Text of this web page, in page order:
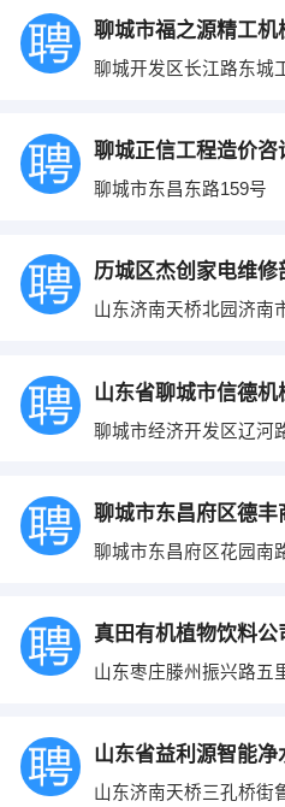
聊城开发区长江路东城
聊城市东昌东路159号
历城区杰创家电维修
山东济南天桥北园济南
聊城市经济开发区辽河
聊城市东昌府区花园南
真田有机植物饮料公
山东枣庄滕州振兴路五
山东济南天桥三孔桥街